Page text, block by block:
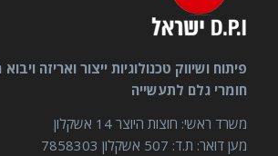
פיתוח ושיווק טכנולוגיות ייצור ואריזה
חומרי גלם לתעשייה
משרד ראשי: חוצות היוצר 14 אשקלון
מען דואר: ת.ד: 507 אשקלון 7858303